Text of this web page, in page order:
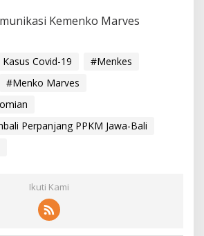
Kemenko Marves
Covid-19
#Menkes
#Menko Marves
Perpanjang PPKM Jawa-Bali
Ikuti Kami